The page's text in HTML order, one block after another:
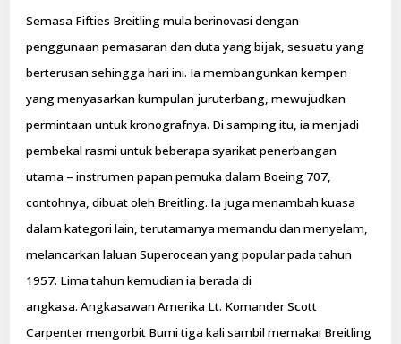
Semasa Fifties Breitling mula berinovasi dengan
penggunaan pemasaran dan duta yang bijak, sesuatu yang
berterusan sehingga hari ini. Ia membangunkan kempen
yang menyasarkan kumpulan juruterbang, mewujudkan
permintaan untuk kronografnya. Di samping itu, ia menjadi
pembekal rasmi untuk beberapa syarikat penerbangan
utama – instrumen papan pemuka dalam Boeing 707,
contohnya, dibuat oleh Breitling. Ia juga menambah kuasa
dalam kategori lain, terutamanya memandu dan menyelam,
melancarkan laluan Superocean yang popular pada tahun
1957. Lima tahun kemudian ia berada di
angkasa. Angkasawan Amerika Lt. Komander Scott
Carpenter mengorbit Bumi tiga kali sambil memakai Breitling